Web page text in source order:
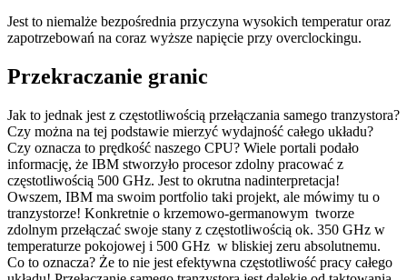
Jest to niemalże bezpośrednia przyczyna wysokich temperatur oraz
zapotrzebowań na coraz wyższe napięcie przy overclockingu.
Przekraczanie granic
Jak to jednak jest z częstotliwością przełączania samego tranzystora?
Czy można na tej podstawie mierzyć wydajność całego układu?
Czy oznacza to prędkość naszego CPU? Wiele portali podało
informację, że IBM stworzyło procesor zdolny pracować z
częstotliwością 500 GHz. Jest to okrutna nadinterpretacja!
Owszem, IBM ma swoim portfolio taki projekt, ale mówimy tu o
tranzystorze! Konkretnie o krzemowo-germanowym tworze
zdolnym przełączać swoje stany z częstotliwością ok. 350 GHz w
temperaturze pokojowej i 500 GHz w bliskiej zeru absolutnemu.
Co to oznacza? Że to nie jest efektywna częstotliwość pracy całego